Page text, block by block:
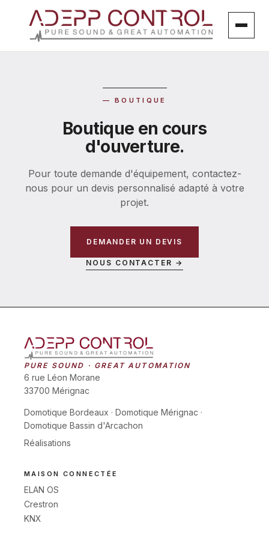
contenu
— BOUTIQUE
Boutique en cours
d'ouverture.
Pour toute demande d'équipement, contactez-
nous pour un devis personnalisé adapté à votre
projet.
DEMANDER UN DEVIS
NOUS CONTACTER →
PURE SOUND · GREAT AUTOMATION
6 rue Léon Morane
33700 Mérignac
Domotique Bordeaux · Domotique Mérignac ·
Domotique Bassin d'Arcachon
Réalisations
MAISON CONNECTÉE
ELAN OS
Crestron
KNX